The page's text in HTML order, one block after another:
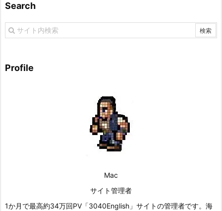
Search
Profile
Mac
サイト管理者
1か月で最高約34万回PV「3040English」サイトの管理者です。海